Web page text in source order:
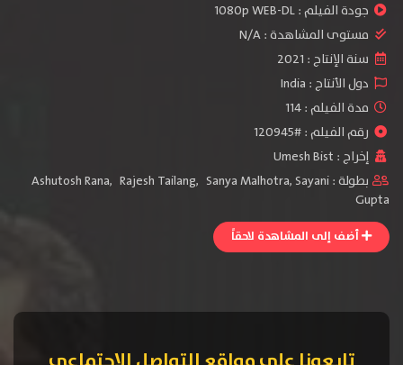
جودة الفيلم :1080p WEB-DL
مستوى المشاهدة :N/A
سنة الإنتاج : 2021
دول الأنتاج : India
مدة الفيلم : 114
رقم الفيلم : #120945
إخراج : Umesh Bist
بطولة :
Ashutosh Rana, Rajesh Tailang, Sanya Malhotra,Sayani
Gupta
أضف إلى المشاهدة لاحقاً